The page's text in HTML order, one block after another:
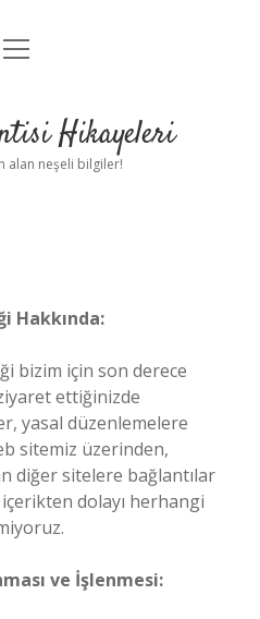
Uyarı
menüyü
Hikayeleri
alan neşeli bilgiler!
Hakkında:
bizim için son derece
ettiğinizde
yasal düzenlemelere
sitemiz üzerinden,
diğer sitelere bağlantılar
dolayı herhangi
ve İşlenmesi: